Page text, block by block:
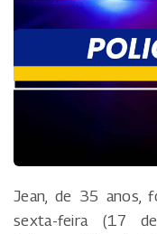
Jean, de 35 anos,
sexta-feira (17